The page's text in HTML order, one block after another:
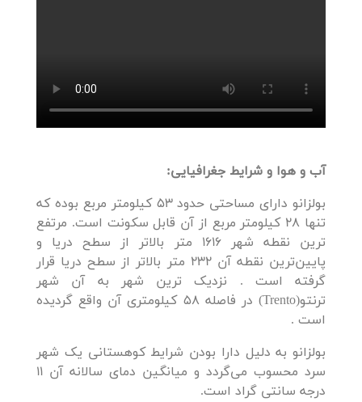
آب و هوا و شرایط جغرافیایی:
بولزانو دارای مساحتی حدود 53 کیلومتر مربع بوده که
تنها 28 کیلومتر مربع از آن قابل سکونت است. مرتفع
ترین نقطه شهر 1616 متر بالاتر از سطح دریا و
پایین‌ترین نقطه آن 232 متر بالاتر از سطح دریا قرار
گرفته است . نزدیک ترین شهر به آن شهر
ترنتو(Trento) در فاصله 58 کیلومتری آن واقع گردیده
است .
بولزانو به دلیل دارا بودن شرایط کوهستانی یک شهر
سرد محسوب می‌گردد و میانگین دمای سالانه آن 11
درجه سانتی گراد است.